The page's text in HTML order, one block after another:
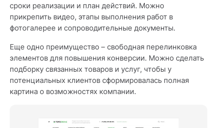
сроки реализации и план действий. Можно
прикрепить видео, этапы выполнения работ в
фотогалерее и сопроводительные документы.
Еще одно преимущество – свободная перелинковка
элементов для повышения конверсии. Можно сделать
подборку связанных товаров и услуг, чтобы у
потенциальных клиентов сформировалась полная
картина о возможностях компании.